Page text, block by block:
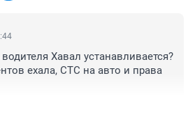
Хавал устанавливается?
ехала, СТС на авто и права